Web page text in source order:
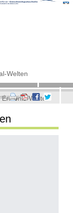
Welten
Erlebnis-Welten
::